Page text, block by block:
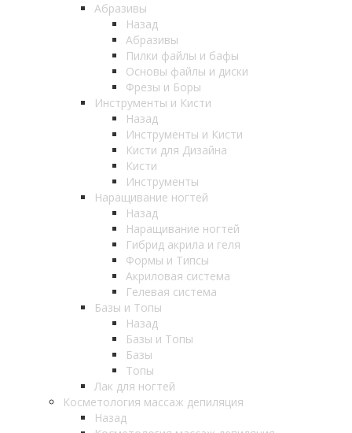
Абразивы
Назад
Абразивы
Пилки файлы и бафы
Основы файлы и диски
Фрезы и Боры
Инструменты и Кисти
Назад
Инструменты и Кисти
Кисти для Дизайна
Кисти
Инструменты
Наращивание ногтей
Назад
Наращивание ногтей
Гибрид акрила и геля
Формы и Типсы
Акриловая система
Гелевая система
Базы и Топы
Назад
Базы и Топы
Базы
Топы
Лак для ногтей
Косметология массаж депиляция
Назад